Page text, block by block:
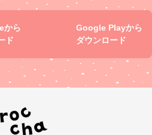
から
ド
Google Playから
ダウンロード